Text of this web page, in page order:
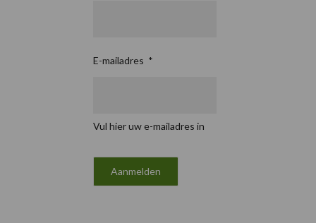
E-mailadres *
Vul hier uw e-mailadres in